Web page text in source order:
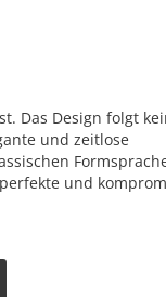
Das Design folgt
und zeitlose
und